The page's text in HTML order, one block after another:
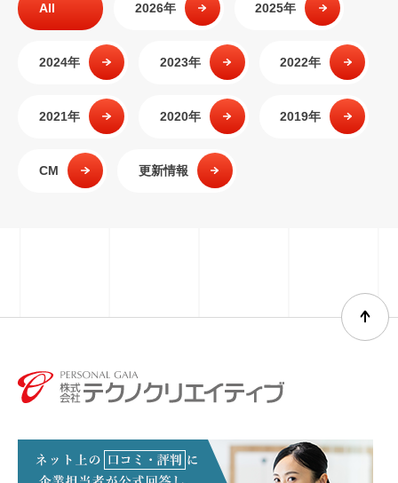
All 2026年 2025年
2024年 2023年 2022年
2021年 2020年 2019年
CM 更新情報